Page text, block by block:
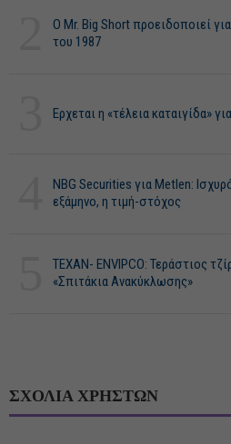
O Mr. Big Short προειδοποιεί
του 1987
Ερχεται η «τέλεια καταιγίδα»
NBG Securities για Metlen:
εξάμηνο, η τιμή-στόχος
ΤΕΧΑΝ- ENVIPCO: Τεράστιος
«Σπιτάκια Ανακύκλωσης»
ΣΧΟΛΙΑ ΧΡΗΣΤΩΝ